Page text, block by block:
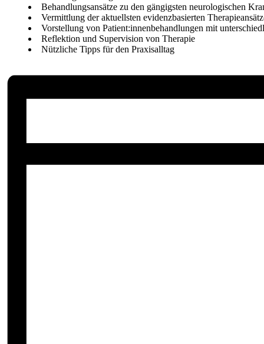
Behandlungsansätze zu den gängigsten neurologischen
Vermittlung der aktuellsten evidenzbasierten
Vorstellung von Patient:innenbehandlungen mit
Reflektion und Supervision von Therapie
Nützliche Tipps für den Praxisalltag